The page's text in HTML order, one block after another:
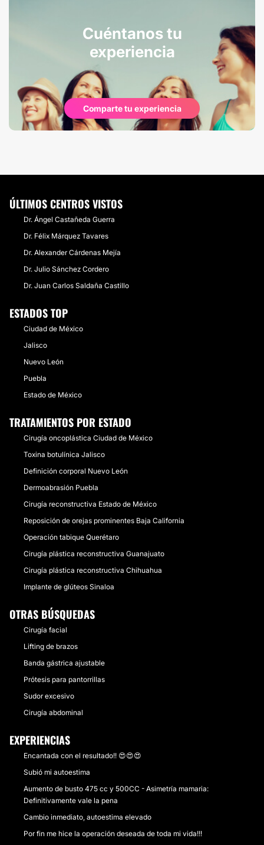
Cuéntanos tu
experiencia
Comparte tu experiencia
ÚLTIMOS CENTROS VISTOS
Dr. Ángel Castañeda Guerra
Dr. Félix Márquez Tavares
Dr. Alexander Cárdenas Mejía
Dr. Julio Sánchez Cordero
Dr. Juan Carlos Saldaña Castillo
ESTADOS TOP
Ciudad de México
Jalisco
Nuevo León
Puebla
Estado de México
TRATAMIENTOS POR ESTADO
Cirugía oncoplástica Ciudad de México
Toxina botulínica Jalisco
Definición corporal Nuevo León
Dermoabrasión Puebla
Cirugía reconstructiva Estado de México
Reposición de orejas prominentes Baja California
Operación tabique Querétaro
Cirugía plástica reconstructiva Guanajuato
Cirugía plástica reconstructiva Chihuahua
Implante de glúteos Sinaloa
OTRAS BÚSQUEDAS
Cirugía facial
Lifting de brazos
Banda gástrica ajustable
Prótesis para pantorrillas
Sudor excesivo
Cirugía abdominal
EXPERIENCIAS
Encantada con el resultado!! 😍😍😍
Subió mi autoestima
Aumento de busto 475 cc y 500CC - Asimetría mamaria:
Definitivamente vale la pena
Cambio inmediato, autoestima elevado
Por fin me hice la operación deseada de toda mi vida!!!